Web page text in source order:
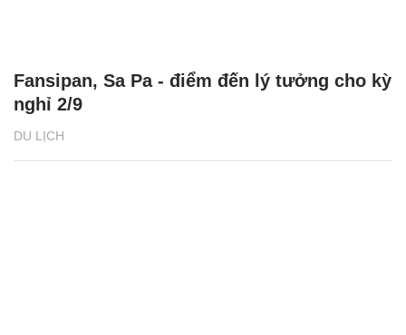
DU LỊCH
Fansipan, Sa Pa - điểm đến lý tưởng cho kỳ
nghỉ 2/9